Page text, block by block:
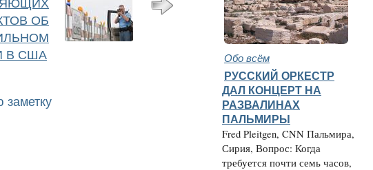
ОБ
В США
заметку
Обо всём
РУССКИЙ ОРКЕСТР
ДАЛ КОНЦЕРТ НА
РАЗВАЛИНАХ
ПАЛЬМИРЫ
Fred Pleitgen, CNN Пальмира,
Сирия, Вопрос: Когда
требуется почти семь часов,